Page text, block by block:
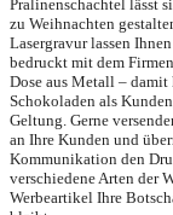
Pralinenschachtel lässt
zu Weihnachten
Lasergravur lassen
bedruckt mit dem
Dose aus Metall –
Schokoladen als
Geltung. Gerne
an Ihre Kunden und
Kommunikation den
verschiedene Arten der
Werbeartikel Ihre